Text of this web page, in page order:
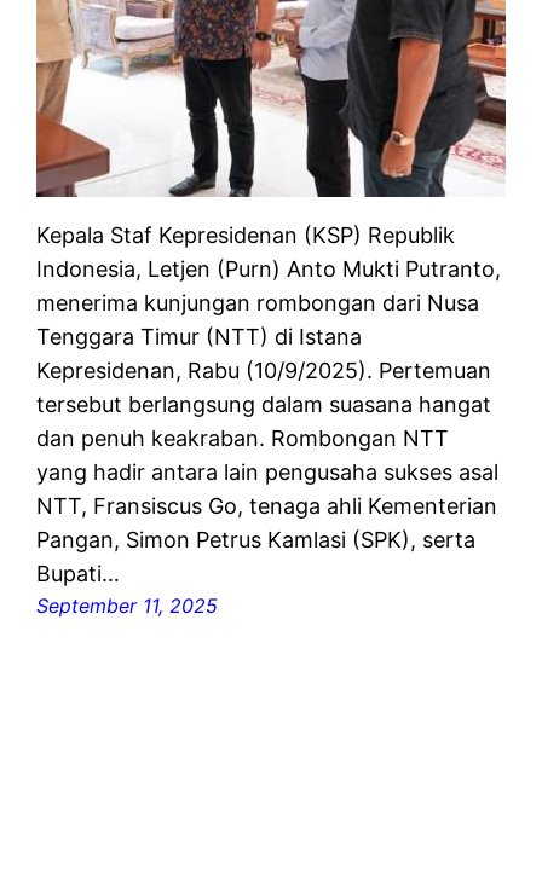
Kepala Staf Kepresidenan (KSP) Republik
Indonesia, Letjen (Purn) Anto Mukti Putranto,
menerima kunjungan rombongan dari Nusa
Tenggara Timur (NTT) di Istana
Kepresidenan, Rabu (10/9/2025). Pertemuan
tersebut berlangsung dalam suasana hangat
dan penuh keakraban. Rombongan NTT
yang hadir antara lain pengusaha sukses asal
NTT, Fransiscus Go, tenaga ahli Kementerian
Pangan, Simon Petrus Kamlasi (SPK), serta
Bupati…
September 11, 2025